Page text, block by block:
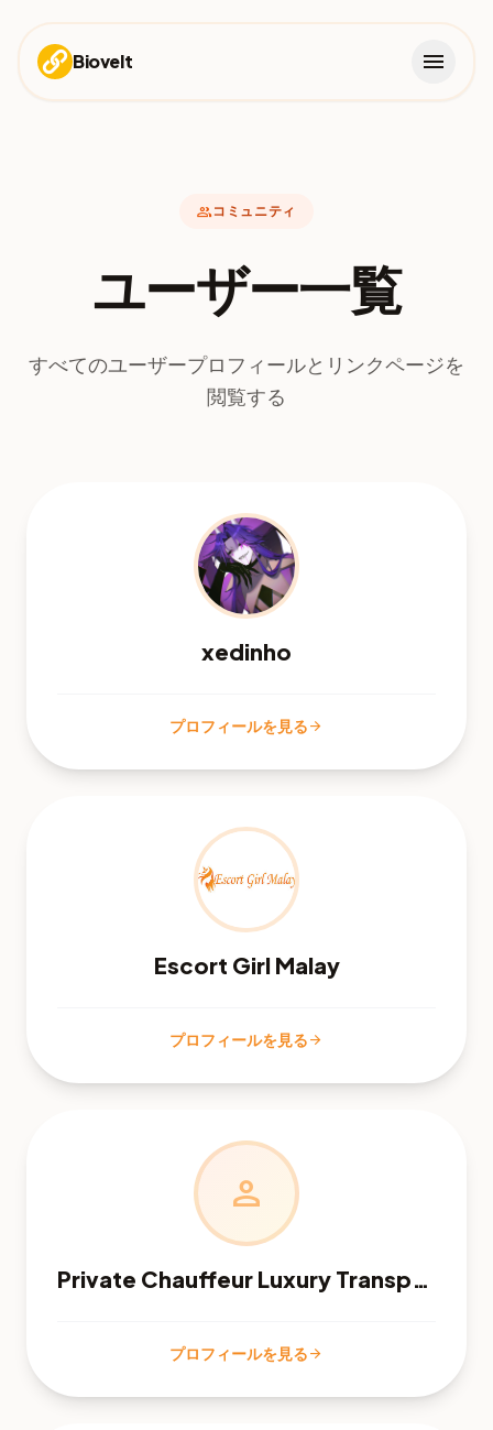
Biovelt menu
groupコミュニティ
ユーザー一覧
すべてのユーザープロフィールとリンクページを
閲覧する
xedinho
プロフィールを見るarrow_forward
Escort Girl Malay
プロフィールを見るarrow_forward
person
Private Chauffeur Luxury Transportation
プロフィールを見るarrow_forward